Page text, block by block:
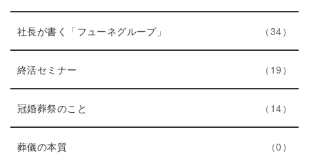
数
リ
ー
数
ン
ト
リ
数
社長が書く「フューネグループ」
ン
リ
数
34
終活セミナー
ン
ト
リ
19
冠婚葬祭のこと
ン
14
葬儀の本質エ
0
件